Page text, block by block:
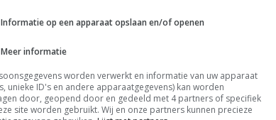
renure mogelijk alternatief
meststoffen produceren uit
voedselafval
01-03-2025
Informatie op een apparaat opslaan en/of openen
Meer informatie
worden verwerkt en informatie van uw apparaat
unieke ID's en andere apparaatgegevens) kan worden
door, geopend door en gedeeld met 4 partners of specifiek
site worden gebruikt. Wij en onze partners kunnen precieze